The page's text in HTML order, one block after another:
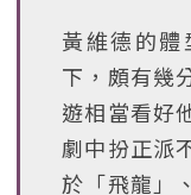
黃維德的體
下，頗有幾
遊相當看好
劇中扮正派
於「飛龍」